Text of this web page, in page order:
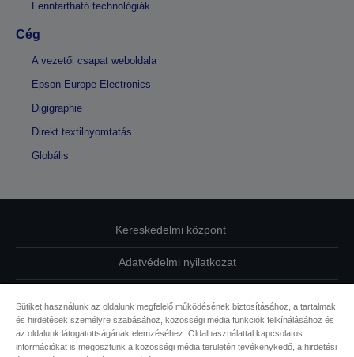
Fenntartható technológiák
Cég
A vezetői csapat weboldala
Epson Europe Electronics
Digigraphie
Direkt textilnyomtatás
Globális
Kereskedelmi központ
Adatvédelmi nyilatkozat
Kapcsolatfelvétel
Sütiket használunk az oldalunk megfelelő működésének biztosításához, a tartalmak
és hirdetések személyre szabásához, közösségi média funkciók felkínálásához és
az oldalunk látogatottságának elemzéséhez. Oldalhasználattal kapcsolatos
információkat is megosztunk a közösségi média területén tevékenykedő, a hirdetési